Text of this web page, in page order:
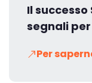
Il
segnali
Per